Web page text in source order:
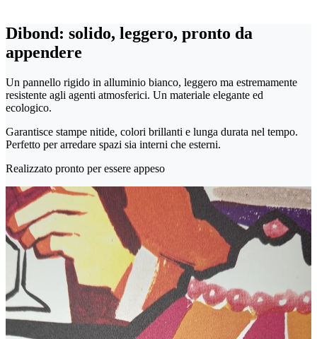
Dibond: solido, leggero, pronto da
appendere
Un pannello rigido in alluminio bianco, leggero ma estremamente
resistente agli agenti atmosferici. Un materiale elegante ed
ecologico.
Garantisce stampe nitide, colori brillanti e lunga durata nel tempo.
Perfetto per arredare spazi sia interni che esterni.
Realizzato pronto per essere appeso